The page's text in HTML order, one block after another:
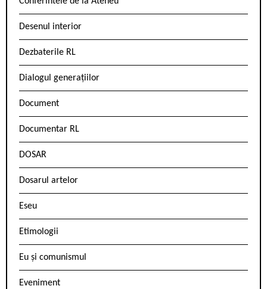
Desenul interior
Dezbaterile RL
Dialogul generațiilor
Document
Documentar RL
DOSAR
Dosarul artelor
Eseu
Etimologii
Eu și comunismul
Eveniment